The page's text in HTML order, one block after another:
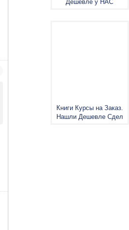
Дешевле у НАС
Книги Курсы на Заказ.
Нашли Дешевле Сдел